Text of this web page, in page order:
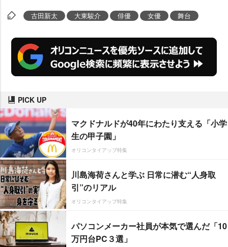
古田新太 大東駿介 俳優 女優 舞台
PICK UP
マクドナルドが40年にわたり支える「小学
生の甲子園」
オリコンタイアップ特集
川島海荷さんと学ぶ 日常に潜む“人身取
引”のリアル
オリコンタイアップ特集
パソコンメーカー社員が本気で選んだ「10
万円台PC３選」